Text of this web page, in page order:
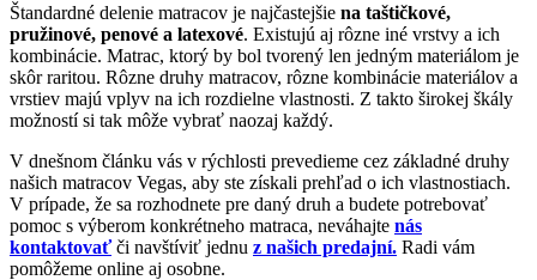
Štandardné delenie matracov je najčastejšie na taštičkové,
pružinové, penové a latexové. Existujú aj rôzne iné vrstvy a ich
kombinácie. Matrac, ktorý by bol tvorený len jedným materiálom je
skôr raritou. Rôzne druhy matracov, rôzne kombinácie materiálov a
vrstiev majú vplyv na ich rozdielne vlastnosti. Z takto širokej škály
možností si tak môže vybrať naozaj každý.
V dnešnom článku vás v rýchlosti prevedieme cez základné druhy
našich matracov Vegas, aby ste získali prehľad o ich vlastnostiach.
V prípade, že sa rozhodnete pre daný druh a budete potrebovať
pomoc s výberom konkrétneho matraca, neváhajte nás
kontaktovať či navštíviť jednu z našich predajní. Radi vám
pomôžeme online aj osobne.